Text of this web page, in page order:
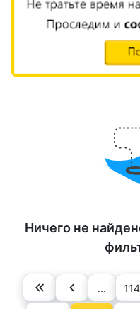
Ничего не
...